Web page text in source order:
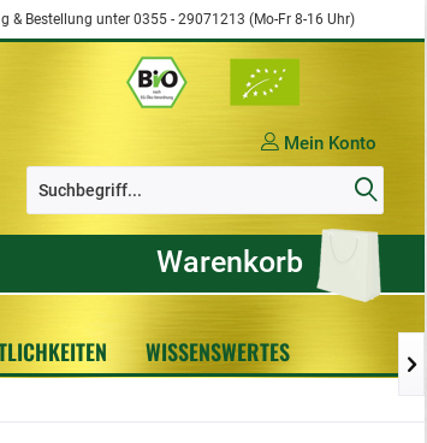
& Bestellung unter 0355 - 29071213 (Mo-Fr 8-16 Uhr)
Warenkorb
Mein Konto
WISSENSWERTES 